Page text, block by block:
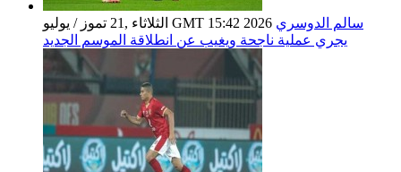
الثلاثاء ,21 تموز / يوليو GMT 15:42 2026 سالم الدوسري
يجري عملية ناجحة ويغيب عن انطلاقة الموسم الجديد